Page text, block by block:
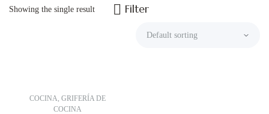
Showing the single result Filter
COCINA, GRIFERÍA DE
COCINA